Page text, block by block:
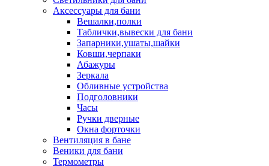
Аксессуары для бани
Вешалки,полки
Таблички,вывески для бани
Запарники,ушаты,шайки
Ковши,черпаки
Абажуры
Зеркала
Обливные устройства
Подголовники
Часы
Ручки дверные
Окна форточки
Вентиляция в бане
Веники для бани
Термометры